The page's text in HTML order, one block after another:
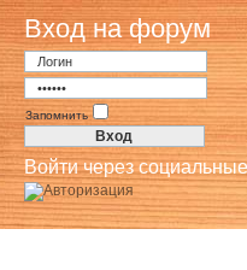
Вход на форум
Запомнить
Войти через